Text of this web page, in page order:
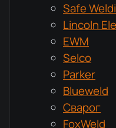
Safe
Lincoln
EWM
Selco
Parker
Blueweld
Сварог
FoxWeld